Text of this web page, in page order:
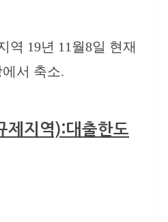
역 19년 11월8일 현재
서 축소.
제지역):대출한도